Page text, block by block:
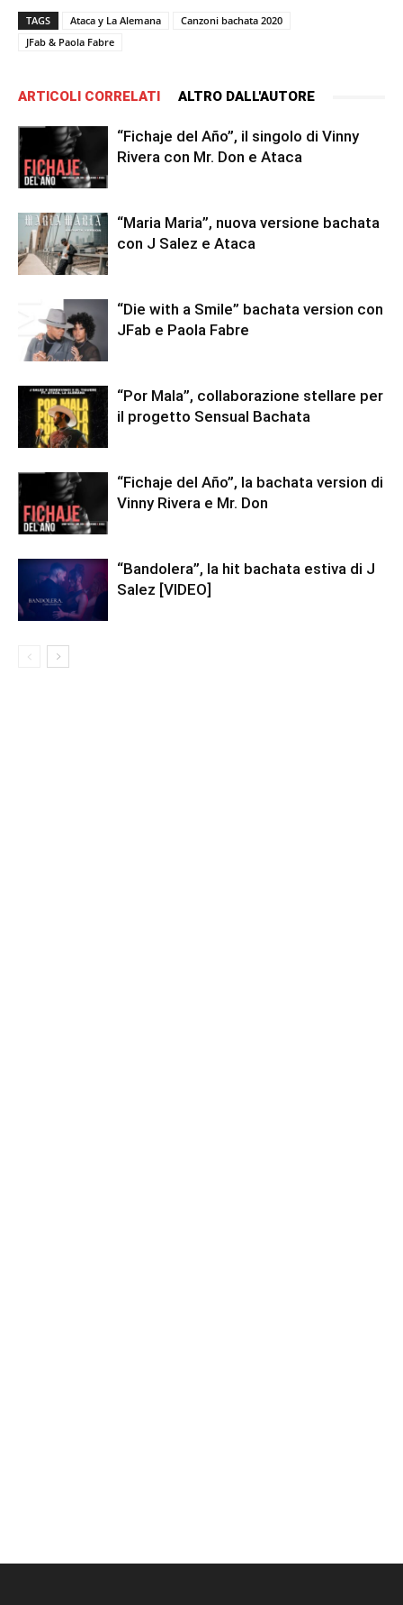
TAGS Ataca y La Alemana
Canzoni bachata 2020
JFab & Paola Fabre
ARTICOLI CORRELATI ALTRO DALL'AUTORE
“Fichaje del Año”, il singolo di Vinny
Rivera con Mr. Don e Ataca
“Maria Maria”, nuova versione bachata
con J Salez e Ataca
“Die with a Smile” bachata version con
JFab e Paola Fabre
“Por Mala”, collaborazione stellare per
il progetto Sensual Bachata
“Fichaje del Año”, la bachata version di
Vinny Rivera e Mr. Don
“Bandolera”, la hit bachata estiva di J
Salez [VIDEO]